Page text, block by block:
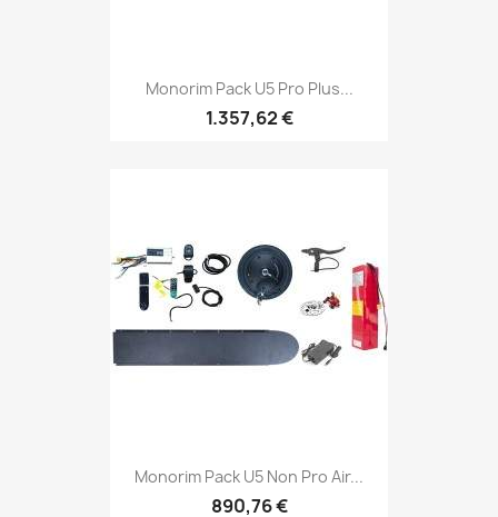
Monorim Pack U5 Pro Plus...
1.357,62 €
Monorim Pack U5 Non Pro Air...
890,76 €